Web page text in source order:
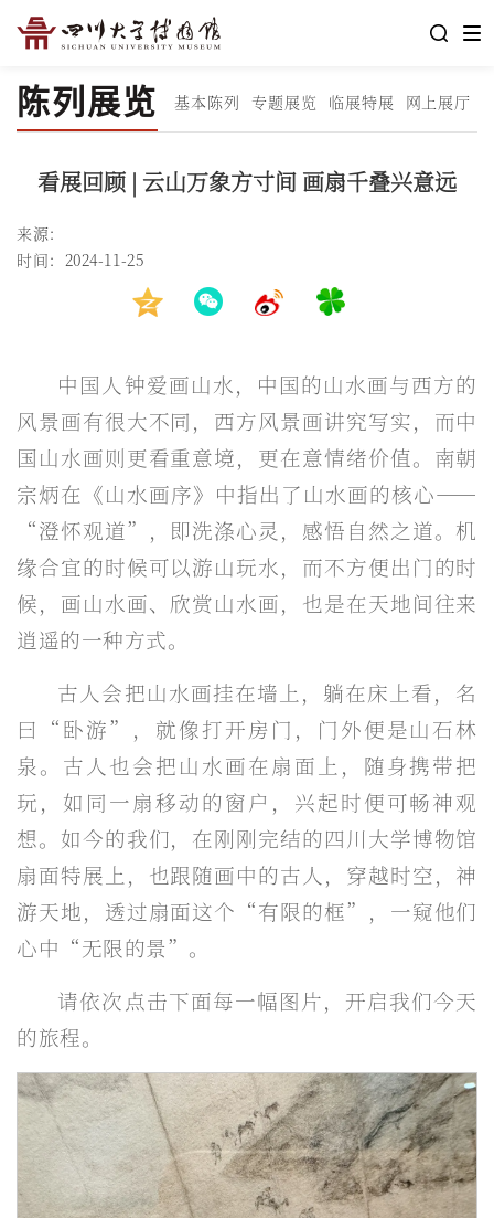
陈列展览 基本陈列 专题展览 临展特展 网上展厅
看展回顾 | 云山万象方寸间 画扇千叠兴意远
来源：
时间：2024-11-25
中国人钟爱画山水，中国的山水画与西方的
风景画有很大不同，西方风景画讲究写实，而中
国山水画则更看重意境，更在意情绪价值。南朝
宗炳在《山水画序》中指出了山水画的核心——
“澄怀观道”，即洗涤心灵，感悟自然之道。机
缘合宜的时候可以游山玩水，而不方便出门的时
候，画山水画、欣赏山水画，也是在天地间往来
逍遥的一种方式。
古人会把山水画挂在墙上，躺在床上看，名
曰“卧游”，就像打开房门，门外便是山石林
泉。古人也会把山水画在扇面上，随身携带把
玩，如同一扇移动的窗户，兴起时便可畅神观
想。如今的我们，在刚刚完结的四川大学博物馆
扇面特展上，也跟随画中的古人，穿越时空，神
游天地，透过扇面这个“有限的框”，一窥他们
心中“无限的景”。
请依次点击下面每一幅图片，开启我们今天
的旅程。